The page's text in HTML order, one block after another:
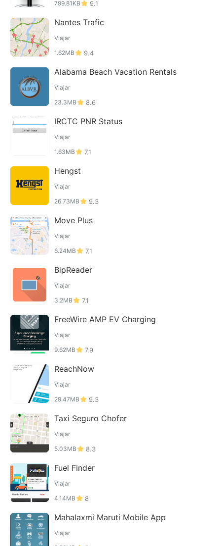
799.81KB 9.1
Nantes Trafic
Viajar
1.62MB
9.4
Alabama Beach Vacation Rentals
Viajar
23.3MB
8.6
IRCTC PNR Status
Viajar
1.63MB
7.1
Hengst
Viajar
26.73MB
9.3
Move Plus
Viajar
6.24MB
7.1
BipReader
Viajar
3.2MB
7.1
FreeWire AMP EV Charging
Viajar
9.62MB
7.9
ReachNow
Viajar
29.47MB
9.3
Taxi Seguro Chofer
Viajar
5.03MB
8.3
Fuel Finder
Viajar
4.14MB
8
Mahalaxmi Maruti Mobile App
Viajar